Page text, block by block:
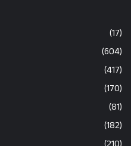
(17)
(604)
(417)
(170)
(81)
(182)